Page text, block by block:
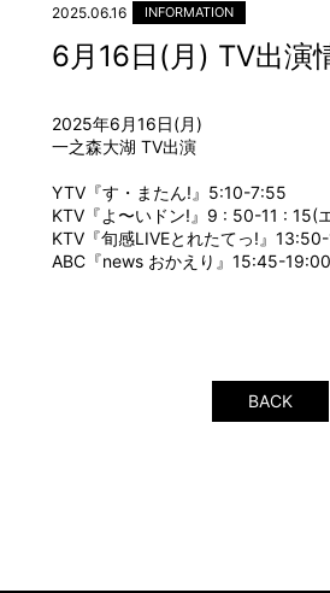
2025.06.16 INFORMATION
6月16日(月) TV出演
2025年6月16日(月)
一之森大湖 TV出演
YTV『す・またん!』5:10-7:55
KTV『よ〜いドン!』9 : 50-11 : 15(
KTV『旬感LIVEとれたてっ!』
ABC『news おかえり』15:45-
BACK